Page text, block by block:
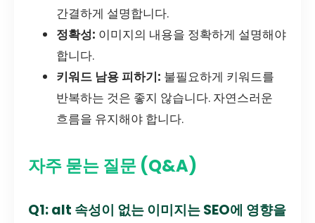
간결하게 설명합니다.
정확성: 이미지의 내용을 정확하게 설명해야
합니다.
키워드 남용 피하기: 불필요하게 키워드를
반복하는 것은 좋지 않습니다. 자연스러운
흐름을 유지해야 합니다.
자주 묻는 질문 (Q&A)
Q1: alt 속성이 없는 이미지는 SEO에 영향을